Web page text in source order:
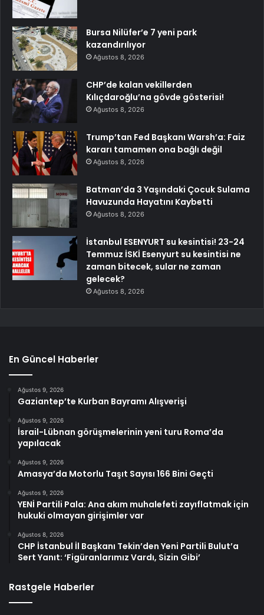
Bursa Nilüfer’e 7 yeni park
kazandırılıyor
Ağustos 8, 2026
CHP’de kalan vekillerden
Kılıçdaroğlu’na gövde gösterisi!
Ağustos 8, 2026
Trump’tan Fed Başkanı Warsh’a: Faiz
kararı tamamen ona bağlı değil
Ağustos 8, 2026
Batman’da 3 Yaşındaki Çocuk Sulama
Havuzunda Hayatını Kaybetti
Ağustos 8, 2026
İstanbul ESENYURT su kesintisi! 23-24
Temmuz İSKİ Esenyurt su kesintisi ne
zaman bitecek, sular ne zaman
gelecek?
Ağustos 8, 2026
En Güncel Haberler
Ağustos 9, 2026
Gaziantep’te Kurban Bayramı Alışverişi
Ağustos 9, 2026
İsrail-Lübnan görüşmelerinin yeni turu Roma’da
yapılacak
Ağustos 9, 2026
Amasya’da Motorlu Taşıt Sayısı 166 Bini Geçti
Ağustos 9, 2026
YENİ Partili Pala: Ana akım muhalefeti zayıflatmak için
hukuki olmayan girişimler var
Ağustos 8, 2026
CHP İstanbul İl Başkanı Tekin’den Yeni Partili Bulut’a
Sert Yanıt: ‘Figüranlarımız Vardı, Sizin Gibi’
Rastgele Haberler